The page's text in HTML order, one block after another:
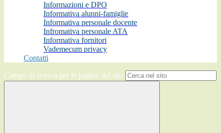
Informazioni e DPO
Informativa alunni-famiglie
Informativa personale docente
Infromativa personale ATA
Informativa fornitori
Vademecum privacy
Contatti
Campo di ricerca per le pagine del sito